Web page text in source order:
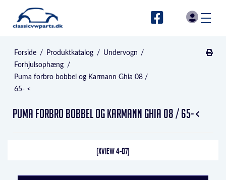
Forside / Produktkatalog / Undervogn /
Forhjulsophæng /
Puma forbro bobbel og Karmann Ghia 08 /
65- <
Puma forbro bobbel og Karmann Ghia 08 / 65- <
(XVIEW 4-07)